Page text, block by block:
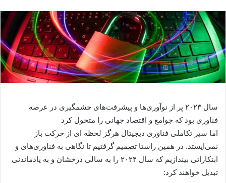
سال ۲۰۲۳ پر از نوآوری‌ها و پیشرفت‌های چشمگیری در عرصه
فناوری بود که جوامع و اقتصاد جهانی را متحول کرد
اما سیر تکاملی فناوری دیجیتال هرگز لحظه ای از حرکت باز
نمی‌ایستد. در همین راستا تصمیم گرفتیم تا نگاهی به فناوری‌های و
ابتکاراتی بیندازیم که سال ۲۰۲۴ را به سالی درخشان و به یادماندنی
تبدیل خواهند کرد: